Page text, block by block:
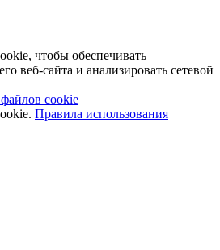
чтобы обеспечивать
веб-сайта и анализировать сетевой
cookie
Правила использования